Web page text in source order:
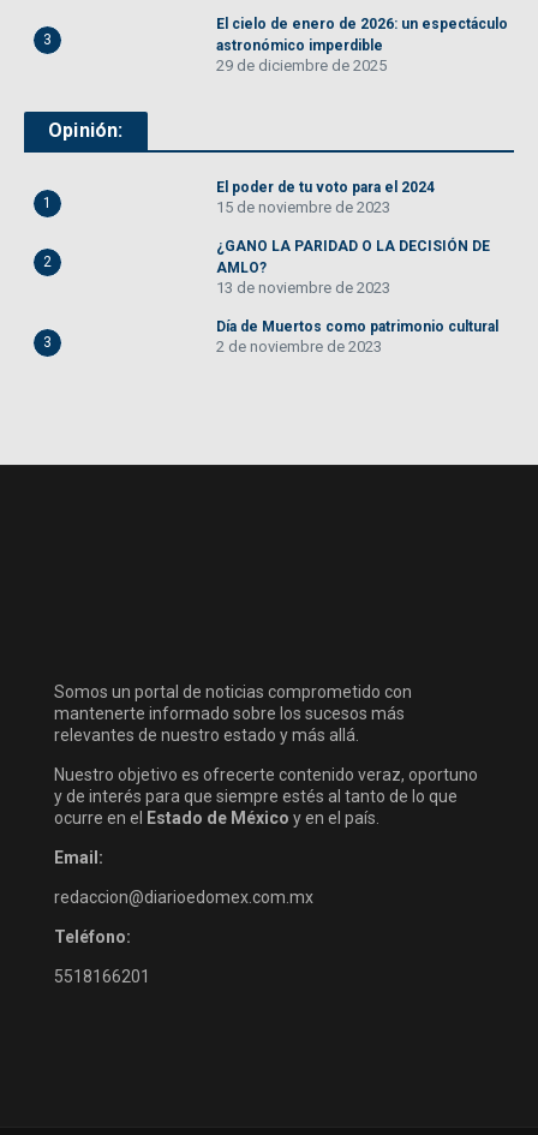
3
El cielo de enero de 2026: un espectáculo
astronómico imperdible
29 de diciembre de 2025
Opinión:
1
El poder de tu voto para el 2024
15 de noviembre de 2023
2
¿GANO LA PARIDAD O LA DECISIÓN DE
AMLO?
13 de noviembre de 2023
3
Día de Muertos como patrimonio cultural
2 de noviembre de 2023
Somos un portal de noticias comprometido con
mantenerte informado sobre los sucesos más
relevantes de nuestro estado y más allá.
Nuestro objetivo es ofrecerte contenido veraz, oportuno
y de interés para que siempre estés al tanto de lo que
ocurre en el
Estado de México y en el país.
Email:
redaccion@diarioedomex.com.mx
Teléfono:
5518166201